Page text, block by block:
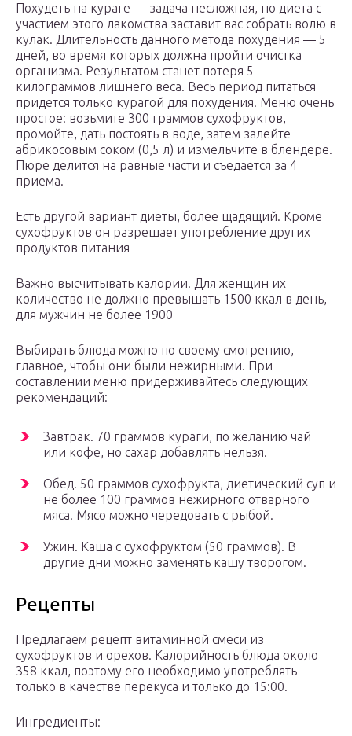
Похудеть на кураге — задача несложная, но диета с
участием этого лакомства заставит вас собрать волю в
кулак. Длительность данного метода похудения — 5
дней, во время которых должна пройти очистка
организма. Результатом станет потеря 5
килограммов лишнего веса. Весь период питаться
придется только курагой для похудения. Меню очень
простое: возьмите 300 граммов сухофруктов,
промойте, дать постоять в воде, затем залейте
абрикосовым соком (0,5 л) и измельчите в блендере.
Пюре делится на равные части и съедается за 4
приема.
Есть другой вариант диеты, более щадящий. Кроме
сухофруктов он разрешает употребление других
продуктов питания
Важно высчитывать калории. Для женщин их
количество не должно превышать 1500 ккал в день,
для мужчин не более 1900
Выбирать блюда можно по своему смотрению,
главное, чтобы они были нежирными. При
составлении меню придерживайтесь следующих
рекомендаций:
Завтрак. 70 граммов кураги, по желанию чай
или кофе, но сахар добавлять нельзя.
Обед. 50 граммов сухофрукта, диетический суп и
не более 100 граммов нежирного отварного
мяса. Мясо можно чередовать с рыбой.
Ужин. Каша с сухофруктом (50 граммов). В
другие дни можно заменять кашу творогом.
Рецепты
Предлагаем рецепт витаминной смеси из
сухофруктов и орехов. Калорийность блюда около
358 ккал, поэтому его необходимо употреблять
только в качестве перекуса и только до 15:00.
Ингредиенты: